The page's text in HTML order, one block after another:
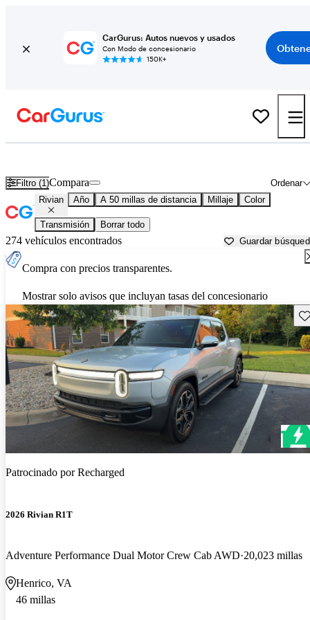
CarGurus: Autos nuevos y usados
Con Modo de concesionario
150K+
Filtro (1) Ordenar
Compara
Rivian Año A 50 millas de distancia Millaje Color
Transmisión Borrar todo
274 vehículos encontrados Guardar
Compra con precios transparentes.
Mostrar solo avisos que incluyan tasas del concesionario
Patrocinado porRecharged
2026 Rivian R1T
Adventure Performance Dual Motor Crew Cab AWD 20,023 millas
Henrico, VA
46 millas